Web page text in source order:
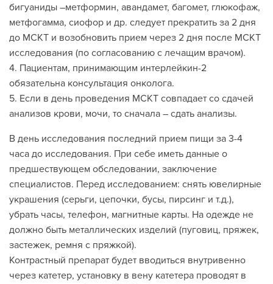
бигуаниды –метформин, авандамет, багомет, глюкофаж,
метфогамма, сиофор и др. следует прекратить за 2 дня
до МСКТ и возобновить прием через 2 дня после МСКТ
исследования (по согласованию с лечащим врачом).
4. Пациентам, принимающим интерлейкин-2
обязательна консультация онколога.
5. Если в день проведения МСКТ совпадает со сдачей
анализов крови, мочи, то сначала – сдать анализы.
В день исследования последний прием пищи за 3-4
часа до исследования. При себе иметь данные о
предшествующем обследовании, заключение
специалистов. Перед исследованием: снять ювелирные
украшения (серьги, цепочки, бусы, пирсинг и т.д.),
убрать часы, телефон, магнитные карты. На одежде не
должно быть металлических изделий (пуговиц, пряжек,
застежек, ремня с пряжкой).
Контрастный препарат будет вводиться внутривенно
через катетер, установку в вену катетера проводят в